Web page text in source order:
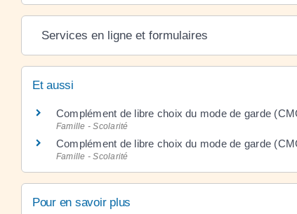
Services en ligne et formulaires
Et aussi
Complément de libre choix du mode de garde
Famille - Scolarité
Complément de libre choix du mode de garde
Famille - Scolarité
Pour en savoir plus